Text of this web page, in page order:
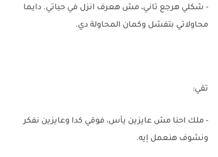
- شكلي هرجع تاني، مش هعرف انزل في حياتي. دايما
محاولاتي بتفشل وكمان المحاولة دي.
تقي:
- ملك احنا مش عايزين يأس، فوقي كدا وعايزين نفكر
ونشوف هنعمل إيه.